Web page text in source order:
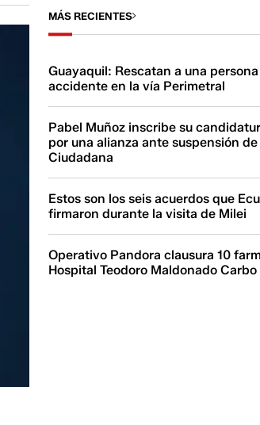
MÁS RECIENTES
Guayaquil: Rescatan a una
accidente en la vía Perimetral
Pabel Muñoz inscribe su
por una alianza ante suspensión
Ciudadana
Estos son los seis acuerdos que
firmaron durante la visita de Milei
Operativo Pandora clausura 10
Hospital Teodoro Maldonado